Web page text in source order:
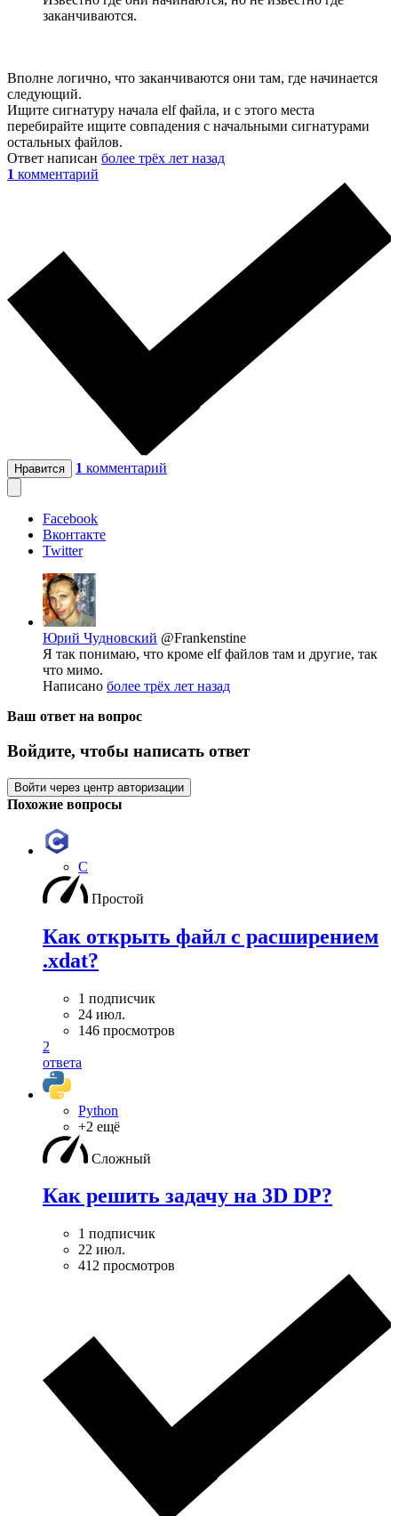
заканчиваются.
Вполне логично, что заканчиваются они там, где начинается
следующий.
Ищите сигнатуру начала elf файла, и с этого места
перебирайте ищите совпадения с начальными сигнатурами
остальных файлов.
Ответ написан более трёх лет назад
1 комментарий
Нравится 1 комментарий
Facebook
Вконтакте
Twitter
Юрий Чудновский @Frankenstine
Я так понимаю, что кроме elf файлов там и другие, так
что мимо.
Написано более трёх лет назад
Ваш ответ на вопрос
Войдите, чтобы написать ответ
Войти через центр авторизации
Похожие вопросы
C
Простой
Как открыть файл с расширением
.xdat?
1 подписчик
24 июл.
146 просмотров
2
ответа
Python
+2 ещё
Сложный
Как решить задачу на 3D DP?
1 подписчик
22 июл.
412 просмотров